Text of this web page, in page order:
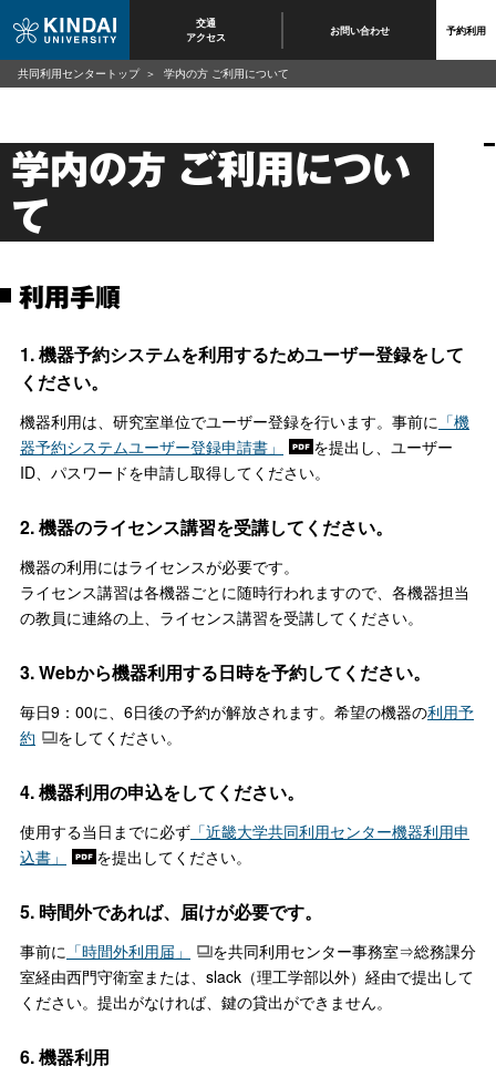
交通
アクセス お問い合わせ 予約利用
学内の方 ご利用につい
て
利用手順
1. 機器予約システムを利用するためユーザー登録をして
ください。
機器利用は、研究室単位でユーザー登録を行います。事前に 「機
器予約システムユーザー登録申請書」
を提出し、ユーザー
ID、パスワードを申請し取得してください。
2. 機器のライセンス講習を受講してください。
機器の利用にはライセンスが必要です。
ライセンス講習は各機器ごとに随時行われますので、各機器担当
の教員に連絡の上、ライセンス講習を受講してください。
3. Webから機器利用する日時を予約してください。
毎日9：00に、6日後の予約が解放されます。希望の機器の利用予
約
をしてください。
4. 機器利用の申込をしてください。
使用する当日までに必ず 「近畿大学共同利用センター機器利用申
込書」
を提出してください。
5. 時間外であれば、届けが必要です。
事前に 「時間外利用届」
を共同利用センター事務室⇒総務課分
室経由西門守衛室または、slack（理工学部以外）経由で提出して
ください。提出がなければ、鍵の貸出ができません。
6. 機器利用
共同利用センタートップ 学内の方 ご利用について